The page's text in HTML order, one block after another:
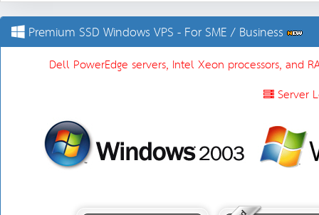
Premium SSD Windows VPS - For SME / Business
Dell PowerEdge servers, Intel Xeon processors, and
Server